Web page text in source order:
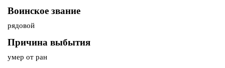
Воинское звание
рядовой
Причина выбытия
умер от ран